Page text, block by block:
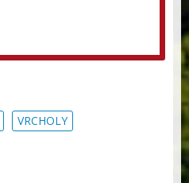
VRCHOLY